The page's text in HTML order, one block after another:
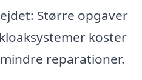
Større opgaver
koster
reparationer.